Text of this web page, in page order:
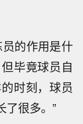
的作用是什
毕竟球员自
时刻，球员
了很多。”